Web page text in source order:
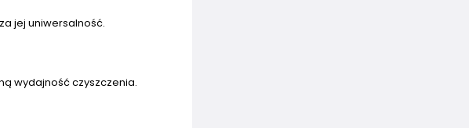
jej uniwersalność.
wydajność czyszczenia.